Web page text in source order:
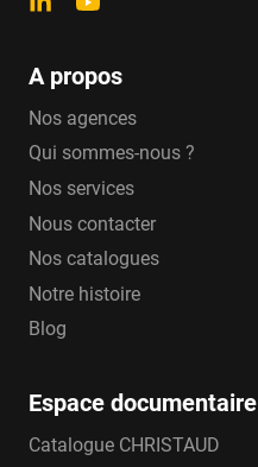
A propos
Nos agences
Qui sommes-nous ?
Nos services
Nous contacter
Nos catalogues
Notre histoire
Blog
Espace documentaire
Catalogue CHRISTAUD